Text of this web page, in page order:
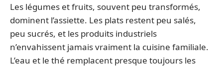
Les légumes et fruits, souvent peu transformés,
dominent l’assiette. Les plats restent peu salés,
peu sucrés, et les produits industriels
n’envahissent jamais vraiment la cuisine familiale.
L’eau et le thé remplacent presque toujours les